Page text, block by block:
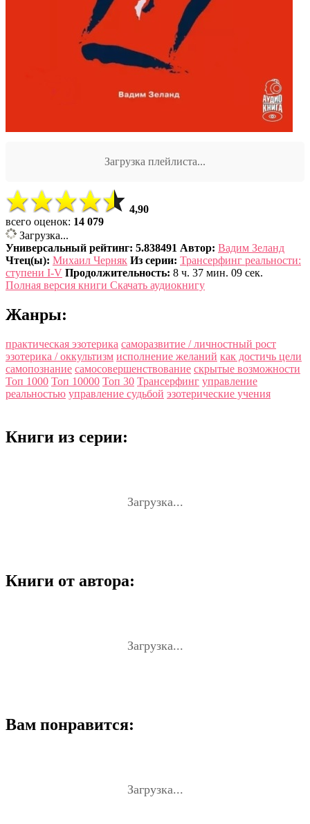
Загрузка плейлиста...
4,90
всего оценок: 14 079
Загрузка...
Универсальный рейтинг: 5.838491 Автор: Вадим Зеланд
Чтец(ы): Михаил Черняк Из серии: Трансерфинг реальности:
ступени I-V Продолжительность: 8 ч. 37 мин. 09 сек.
Полная версия книги Скачать аудиокнигу
Жанры:
практическая эзотерика саморазвитие / личностный рост
эзотерика / оккультизм исполнение желаний как достичь цели
самопознание самосовершенствование скрытые возможности
Топ 1000 Топ 10000 Топ 30 Трансерфинг управление
реальностью управление судьбой эзотерические учения
Книги из серии:
Загрузка...
Книги от автора:
Загрузка...
Вам понравится:
Загрузка...